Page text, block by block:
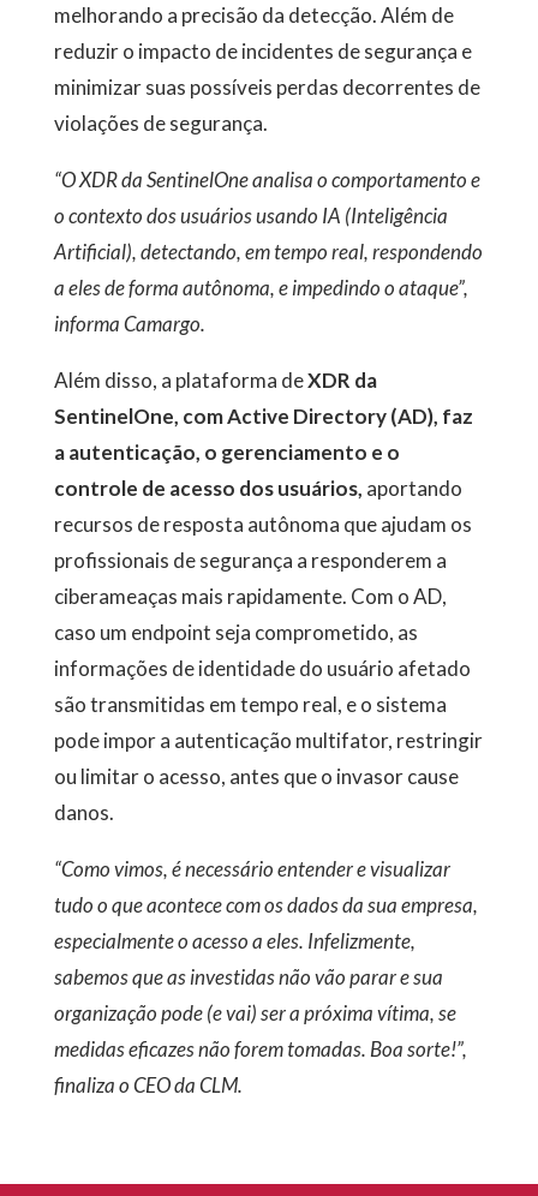
melhorando a precisão da detecção. Além de
reduzir o impacto de incidentes de segurança e
minimizar suas possíveis perdas decorrentes de
violações de segurança.
“O XDR da SentinelOne analisa o comportamento e
o contexto dos usuários usando IA (Inteligência
Artificial), detectando, em tempo real, respondendo
a eles de forma autônoma, e impedindo o ataque”,
informa Camargo.
Além disso, a plataforma deXDR da
SentinelOne, com Active Directory (AD), faz
a autenticação, o gerenciamento e o
controle de acesso dos usuários, aportando
recursos de resposta autônoma que ajudam os
profissionais de segurança a responderem a
ciberameaças mais rapidamente. Com o AD,
caso um endpoint seja comprometido, as
informações de identidade do usuário afetado
são transmitidas em tempo real, e o sistema
pode impor a autenticação multifator, restringir
ou limitar o acesso, antes que o invasor cause
danos.
“Como vimos, é necessário entender e visualizar
tudo o que acontece com os dados da sua empresa,
especialmente o acesso a eles. Infelizmente,
sabemos que as investidas não vão parar e sua
organização pode (e vai) ser a próxima vítima, se
medidas eficazes não forem tomadas. Boa sorte!”,
finaliza o CEO da CLM.